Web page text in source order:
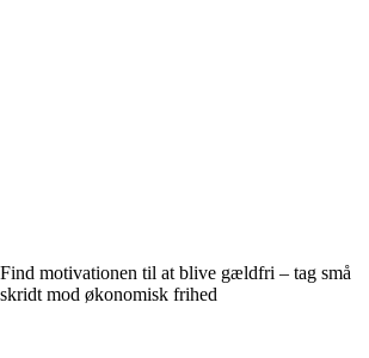
Find motivationen til at blive gældfri – tag små
skridt mod økonomisk frihed